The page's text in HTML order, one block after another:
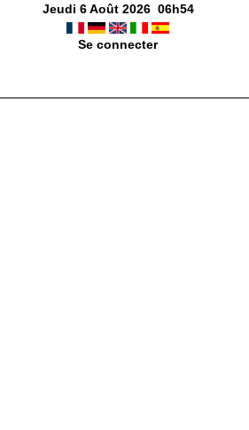
Jeudi 6 Août 2026 06h54
Se connecter